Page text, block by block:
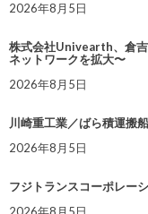
2026年8月5日
株式会社Univearth、倉
ネットワークを拡大〜
2026年8月5日
川崎重工業／ばら積運搬
2026年8月5日
フジトランスコーポレー